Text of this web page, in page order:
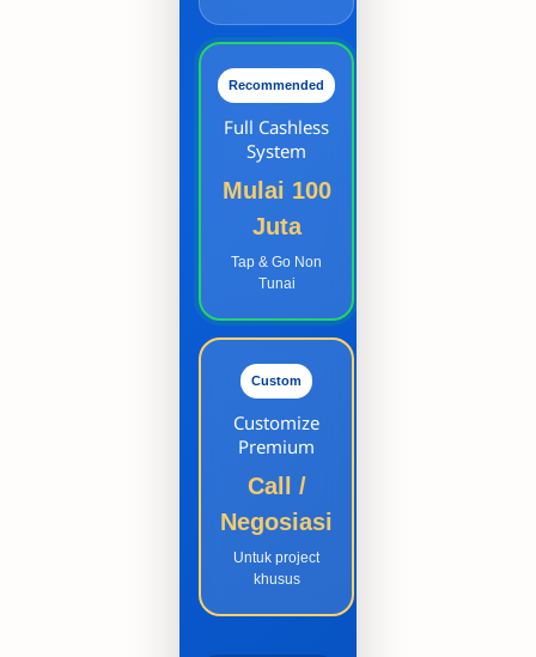
Recommended
Full Cashless
System
Mulai 100
Juta
Tap & Go Non
Tunai
Custom
Customize
Premium
Call /
Negosiasi
Untuk project
khusus